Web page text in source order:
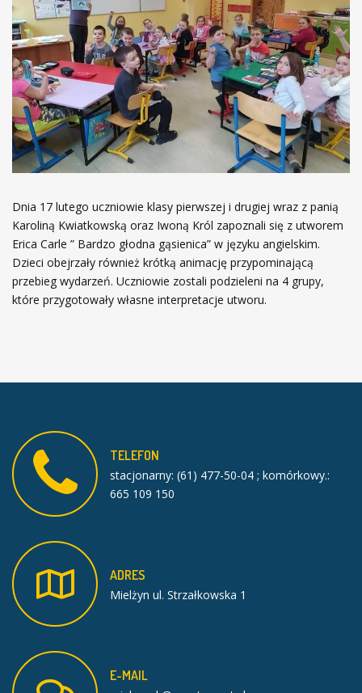
Dnia 17 lutego uczniowie klasy pierwszej i drugiej wraz z panią
Karoliną Kwiatkowską oraz Iwoną Król zapoznali się z utworem
Erica Carle ” Bardzo głodna gąsienica” w języku angielskim.
Dzieci obejrzały również krótką animację przypominającą
przebieg wydarzeń. Uczniowie zostali podzieleni na 4 grupy,
które przygotowały własne interpretacje utworu.
TELEFON
stacjonarny: (61) 477-50-04 ; komórkowy.:
665 109 150
ADRES
Mielżyn ul. Strzałkowska 1
E-MAIL